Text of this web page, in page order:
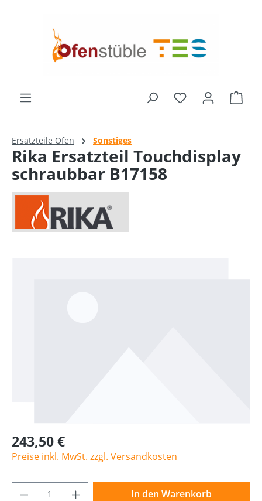
Ersatzteile Öfen Sonstiges
Rika Ersatzteil Touchdisplay
schraubbar B17158
243,50 €
Preise inkl. MwSt. zzgl. Versandkosten
Produkt Anzahl: Gib den gewünschten
In den Warenkorb